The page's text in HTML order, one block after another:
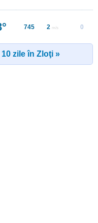
745 2 m/s 0
zile în Zloţi »